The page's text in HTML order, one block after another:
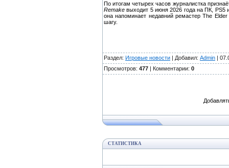
По итогам четырех часов журналистка
Remake выходит 5 июня 2026 года на ПК, PS5
она напоминает недавний ремастер The
шагу.
Раздел: Игровые новости | Добавил: Admin |
Просмотров: 477 | Комментарии: 0
СТАТИСТИКА